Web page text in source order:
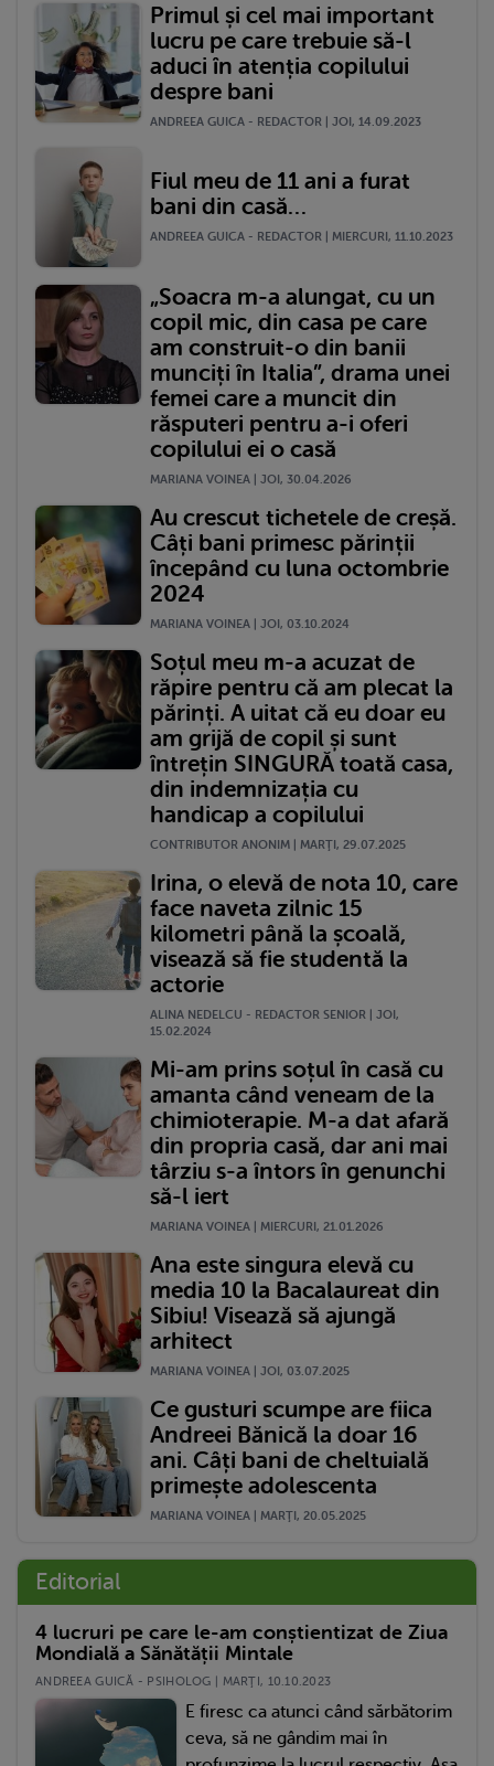
Primul și cel mai important
lucru pe care trebuie să-l
aduci în atenția copilului
despre bani
ANDREEA GUICA - REDACTOR | JOI, 14.09.2023
Fiul meu de 11 ani a furat
bani din casă…
ANDREEA GUICA - REDACTOR | MIERCURI, 11.10.2023
„Soacra m-a alungat, cu un
copil mic, din casa pe care
am construit-o din banii
munciți în Italia”, drama unei
femei care a muncit din
răsputeri pentru a-i oferi
copilului ei o casă
MARIANA VOINEA | JOI, 30.04.2026
Au crescut tichetele de creșă.
Câți bani primesc părinții
începând cu luna octombrie
2024
MARIANA VOINEA | JOI, 03.10.2024
Soțul meu m-a acuzat de
răpire pentru că am plecat la
părinți. A uitat că eu doar eu
am grijă de copil și sunt
întrețin SINGURĂ toată casa,
din indemnizația cu
handicap a copilului
CONTRIBUTOR ANONIM | MARŢI, 29.07.2025
Irina, o elevă de nota 10, care
face naveta zilnic 15
kilometri până la școală,
visează să fie studentă la
actorie
ALINA NEDELCU - REDACTOR SENIOR | JOI,
15.02.2024
Mi-am prins soțul în casă cu
amanta când veneam de la
chimioterapie. M-a dat afară
din propria casă, dar ani mai
târziu s-a întors în genunchi
să-l iert
MARIANA VOINEA | MIERCURI, 21.01.2026
Ana este singura elevă cu
media 10 la Bacalaureat din
Sibiu! Visează să ajungă
arhitect
MARIANA VOINEA | JOI, 03.07.2025
Ce gusturi scumpe are fiica
Andreei Bănică la doar 16
ani. Câți bani de cheltuială
primește adolescenta
MARIANA VOINEA | MARŢI, 20.05.2025
Editorial
4 lucruri pe care le-am conștientizat de Ziua
Mondială a Sănătății Mintale
ANDREEA GUICĂ - PSIHOLOG | MARŢI, 10.10.2023
E firesc ca atunci când sărbătorim
ceva, să ne gândim mai în